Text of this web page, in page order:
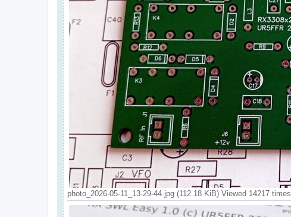
photo_2026-05-11_13-29-44.jpg (112.18 KiB) Viewed 14217 times